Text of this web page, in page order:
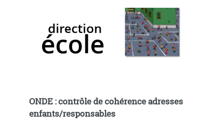
ONDE : contrôle de cohérence adresses
enfants/responsables